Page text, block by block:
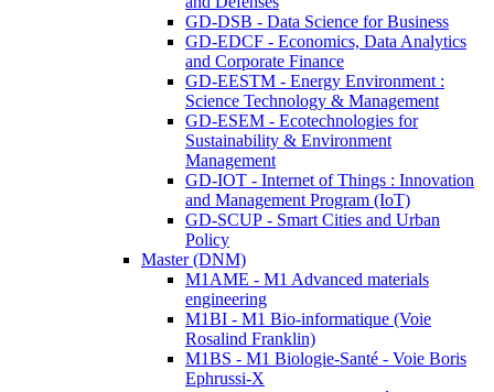
GD-DSB - Data Science for Business
GD-EDCF - Economics, Data Analytics
and Corporate Finance
GD-EESTM - Energy Environment :
Science Technology & Management
GD-ESEM - Ecotechnologies for
Sustainability & Environment
Management
GD-IOT - Internet of Things : Innovation
and Management Program (IoT)
GD-SCUP - Smart Cities and Urban
Policy
Master (DNM)
M1AME - M1 Advanced materials
engineering
M1BI - M1 Bio-informatique (Voie
Rosalind Franklin)
M1BS - M1 Biologie-Santé - Voie Boris
Ephrussi-X